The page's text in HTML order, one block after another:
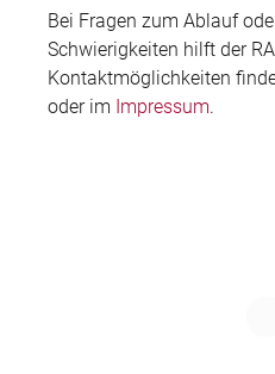
Bei Fragen zum Ablauf
Schwierigkeiten hilft der
Kontaktmöglichkeiten
oder im Impressum.